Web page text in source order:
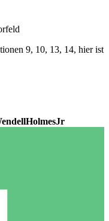
9, 10, 13, 14, hier ist